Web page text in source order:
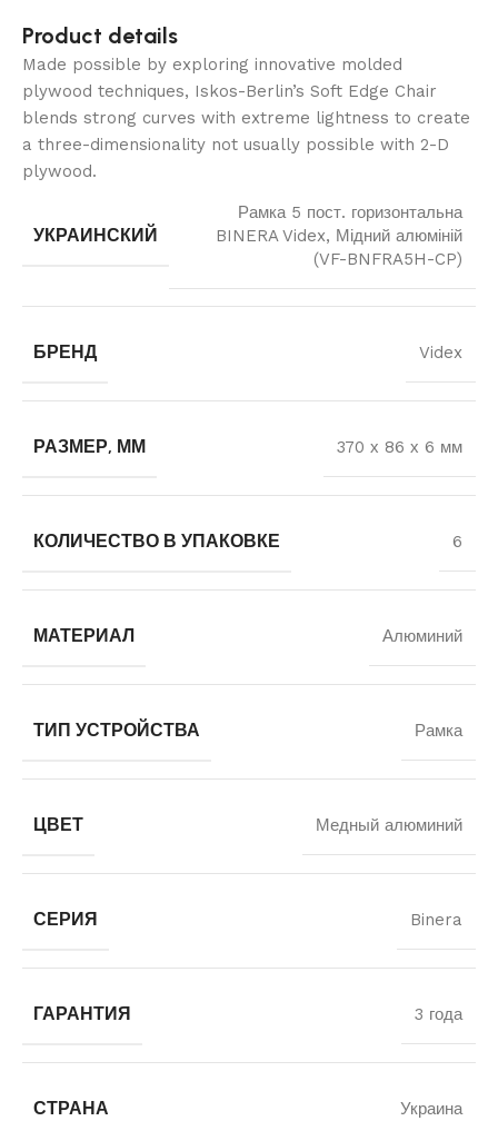
Product details
Made possible by exploring innovative molded
plywood techniques, Iskos-Berlin’s Soft Edge Chair
blends strong curves with extreme lightness to create
a three-dimensionality not usually possible with 2-D
plywood.
УКРАИНСКИЙ
Рамка 5 пост. горизонтальна
BINERA Videx, Мідний алюміній
(VF-BNFRA5H-CP)
БРЕНД Videx
РАЗМЕР, ММ 370 х 86 х 6 мм
КОЛИЧЕСТВО В УПАКОВКЕ 6
МАТЕРИАЛ Алюминий
ТИП УСТРОЙСТВА Рамка
ЦВЕТ Медный алюминий
СЕРИЯ Binera
ГАРАНТИЯ 3 года
СТРАНА Украина